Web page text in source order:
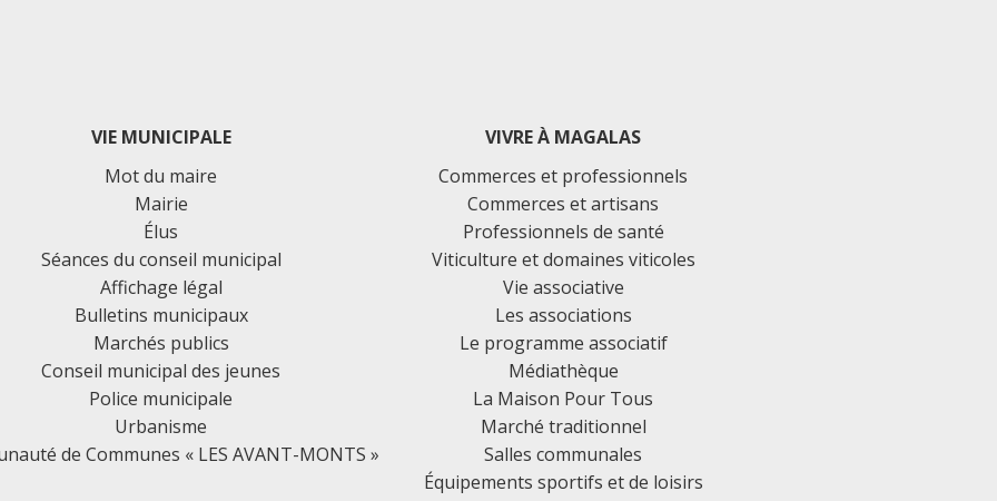
VIE MUNICIPALE
Mot du maire
Mairie
Élus
Séances du conseil municipal
Affichage légal
Bulletins municipaux
Marchés publics
Conseil municipal des jeunes
Police municipale
Urbanisme
de Communes « LES AVANT-MONTS »
VIVRE À MAGALAS
Commerces et professionnels
Commerces et artisans
Professionnels de santé
Viticulture et domaines viticoles
Vie associative
Les associations
Le programme associatif
Médiathèque
La Maison Pour Tous
Marché traditionnel
Salles communales
Équipements sportifs et de loisirs